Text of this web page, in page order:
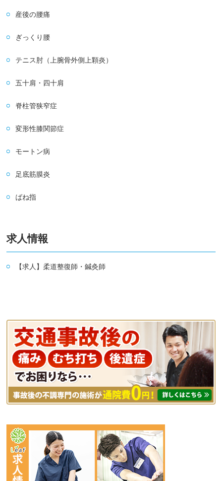
産後の腰痛
ぎっくり腰
テニス肘（上腕骨外側上顆炎）
五十肩・四十肩
脊柱管狭窄症
変形性膝関節症
モートン病
足底筋膜炎
ばね指
求人情報
【求人】柔道整復師・鍼灸師